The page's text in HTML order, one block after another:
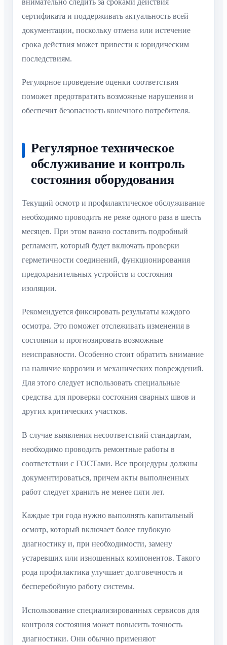
сертификата и поддерживать актуальность всей
документации, поскольку отмена или истечение
срока действия может привести к юридическим
последствиям.
Регулярное проведение оценки соответствия
поможет предотвратить возможные нарушения и
обеспечит безопасность конечного потребителя.
Регулярное техническое
обслуживание и контроль
состояния оборудования
Текущий осмотр и профилактическое обслуживание
необходимо проводить не реже одного раза в шесть
месяцев. При этом важно составить подробный
регламент, который будет включать проверки
герметичности соединений, функционирования
предохранительных устройств и состояния
изоляции.
Рекомендуется фиксировать результаты каждого
осмотра. Это поможет отслеживать изменения в
состоянии и прогнозировать возможные
неисправности. Особенно стоит обратить внимание
на наличие коррозии и механических повреждений.
Для этого следует использовать специальные
средства для проверки состояния сварных швов и
других критических участков.
В случае выявления несоответствий стандартам,
необходимо проводить ремонтные работы в
соответствии с ГОСТами. Все процедуры должны
документироваться, причем акты выполненных
работ следует хранить не менее пяти лет.
Каждые три года нужно выполнять капитальный
осмотр, который включает более глубокую
диагностику и, при необходимости, замену
устаревших или изношенных компонентов. Такого
рода профилактика улучшает долговечность и
бесперебойную работу системы.
Использование специализированных сервисов для
контроля состояния может повысить точность
диагностики. Они обычно применяют